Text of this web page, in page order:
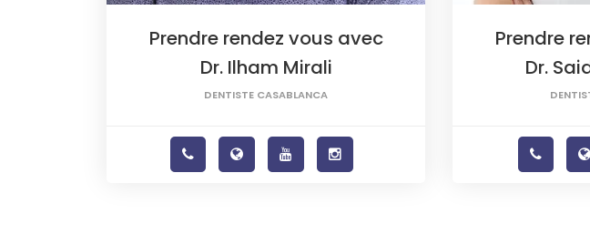
Prendre rendez vous avec
Dr. Ilham Mirali
DENTISTE CASABLANCA
Prendre
Dr.